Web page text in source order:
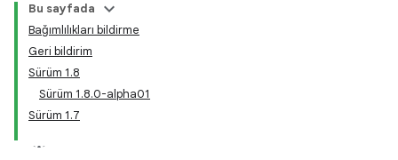
Bu sayfada
Bağımlılıkları bildirme
Geri bildirim
Sürüm 1.8
Sürüm 1.8.0-alpha01
Sürüm 1.7